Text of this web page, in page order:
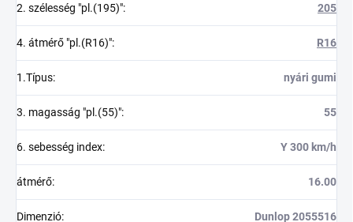
2. szélesség "pl.(195)": 205
4. átmérő "pl.(R16)": R16
1.Típus: nyári gumi
3. magasság "pl.(55)": 55
6. sebesség index: Y 300 km/h
átmérő: 16.00
Dimenzió: Dunlop 2055516